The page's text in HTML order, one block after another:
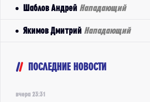
Шаблов Андрей Нападающий
Якимов Дмитрий Нападающий
ПОСЛЕДНИЕ НОВОСТИ
вчера 23:31